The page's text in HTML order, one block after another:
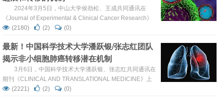
尿路上皮癌是最常见的膀胱癌类型。此获批基...
2024年3月5日，中山大学侯劲松、王成共同通讯在
《Journal of Experimental & Clinical Cancer Research》
上发表题为“KLF7 regulates super-enhancer-driven
head and neck squamo...
(2180) (2) (0)
最新！中国科学技术大学潘跃银/张志红团队
揭示非小细胞肺癌转移潜在机制
3月6日，中国科学技术大学潘跃银、张志红共同通讯在
期刊《CLINICAL AND TRANSLATIONAL MEDICINE》上
在线发表题为“Distinct fibroblast subpopulations
(2221) (2) (0)